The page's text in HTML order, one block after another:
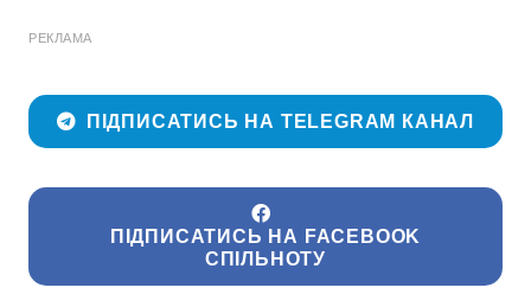
РЕКЛАМА
ПІДПИСАТИСЬ НА TELEGRAM КАНАЛ
ПІДПИСАТИСЬ НА FACEBOOK
СПІЛЬНОТУ